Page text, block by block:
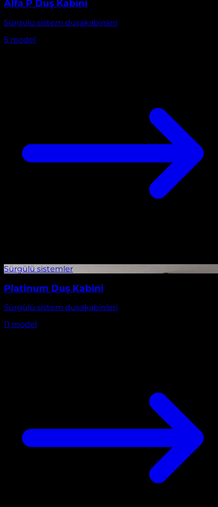
Alfa P Duş Kabini
Sürgülü sistem duşakabinleri
5 model
Platinum Duş Kabini
Sürgülü sistem duşakabinleri
11 model